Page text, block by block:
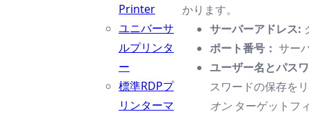
Printer
ユニバーサ
ルプリンタ
ー
標準RDPプ
リンターマ
かります。
サーバーアドレス:
ポート番号： サー
ユーザー名とパス
スワードの保存を
オン ターゲットフ